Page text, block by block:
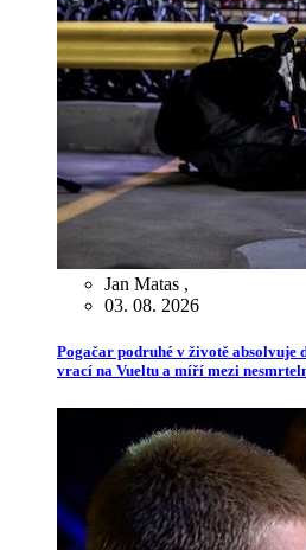
Jan Matas ,
03. 08. 2026
Pogačar podruhé v životě absolvuje
vrací na Vueltu a míří mezi